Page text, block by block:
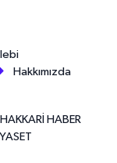
Hakkımızda
HAKKARİ HABER